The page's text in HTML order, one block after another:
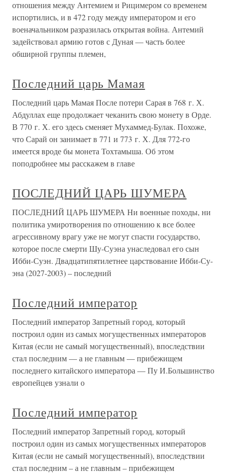
отношения между Антемием и Рицимером со временем
испортились, и в 472 году между императором и его
военачальником разразилась открытая война. Антемий
задействовал армию готов с Дуная — часть более
обширной группы племен,
Последний царь Мамая
Последний царь Мамая После потери Сарая в 768 г. Х.
Абдуллах еще продолжает чеканить свою монету в Орде.
В 770 г. Х. его здесь сменяет Мухаммед-Булак. Похоже,
что Сарай он занимает в 771 и 773 г. Х. Для 772-го
имеется вроде бы монета Тохтамыша. Об этом
поподробнее мы расскажем в главе
ПОСЛЕДНИЙ ЦАРЬ ШУМЕРА
ПОСЛЕДНИЙ ЦАРЬ ШУМЕРА Ни военные походы, ни
политика умиротворения по отношению к все более
агрессивному врагу уже не могут спасти государство,
которое после смерти Шу-Суэна унаследовал его сын
Ибби-Суэн. Двадцатипятилетнее царствование Ибби-Су-
эна (2027-2003) – последний
Последний император
Последний император Запретный город, который
построил один из самых могущественных императоров
Китая (если не самый могущественный), впоследствии
стал последним — а не главным — прибежищем
последнего китайского императора — Пу И.Большинство
европейцев узнали о
Последний император
Последний император Запретный город, который
построил один из самых могущественных императоров
Китая (если не самый могущественный), впоследствии
стал последним – а не главным – прибежищем